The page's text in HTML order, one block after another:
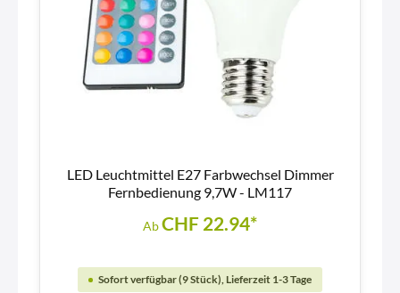
LED Leuchtmittel E27 Farbwechsel Dimmer
Fernbedienung 9,7W - LM117
AbCHF 22.94*
Sofort verfügbar (9 Stück), Lieferzeit 1-3 Tage